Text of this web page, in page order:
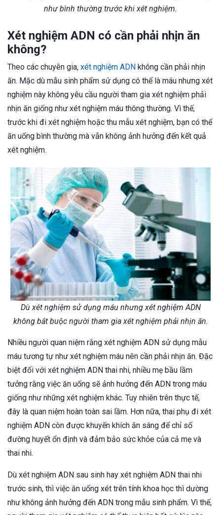
như bình thường trước khi xét nghiệm.
Xét nghiệm ADN có cần phải nhịn ăn
không?
Theo các chuyên gia, xét nghiệm ADN không cần phải nhịn
ăn. Mặc dù mẫu sinh phẩm sử dụng có thể là máu nhưng xét
nghiệm này không yêu cầu người tham gia xét nghiệm phải
nhịn ăn giống như xét nghiệm máu thông thường. Vì thế,
trước khi đi xét nghiệm hoặc thu mẫu xét nghiệm, bạn có thể
ăn uống bình thường mà vẫn không ảnh hưởng đến kết quả
xét nghiệm.
Dù xét nghiệm sử dụng máu nhưng xét nghiệm ADN
không bắt buộc người tham gia xét nghiệm phải nhịn ăn.
Nhiều người quan niệm rằng xét nghiệm ADN sử dụng mẫu
máu tương tự như xét nghiệm máu nên cần phải nhịn ăn. Đặc
biệt đối với xét nghiệm ADN thai nhi, nhiều mẹ bầu lầm
tưởng rằng việc ăn uống sẽ ảnh hưởng đến ADN trong máu
giống như những xét nghiệm khác. Tuy nhiên trên thực tế,
đây là quan niệm hoàn toàn sai lầm. Hơn nữa, thai phụ đi xét
nghiệm ADN còn được khuyến khích ăn sáng để chỉ số
đường huyết ổn định và đảm bảo sức khỏe của cả mẹ và
thai nhi.
Dù xét nghiệm ADN sau sinh hay xét nghiệm ADN thai nhi
trước sinh, thì việc ăn uống xét trên tính khoa học thì dường
như không ảnh hưởng đến ADN trong mẫu sinh phẩm. Vì thế,